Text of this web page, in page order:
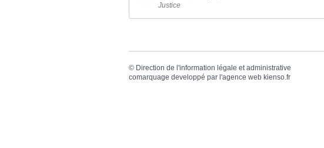
Justice
© Direction de l'information légale et administrative
comarquage developpé par l'agence web kienso.fr